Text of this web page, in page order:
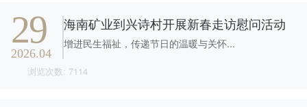
探索更多 
海南矿业成立于2007年，
由复星集团与海南海钢集
团共同出资成立，2014年
益相关方共享发展成果。
探索更多 
我们深入践行"根植海南，
面向全球，绿色发展，持
者的关切问题，增进投资
者对企业价值及经营理念
的认同感，努力构建和谐
互信的资本市场生态圈。
成长。
探索更多 
29
2026.04
海南矿业到兴诗村开展新春走访慰问活动
增进民生福祉，传递节日的温暖与关怀...
浏览次数: 7114